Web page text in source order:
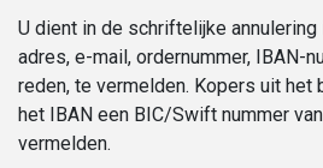
U dient in de schriftelijke annulering
adres, e-mail, ordernummer, IBAN-
reden, te vermelden. Kopers uit het
het IBAN een BIC/Swift nummer
vermelden.